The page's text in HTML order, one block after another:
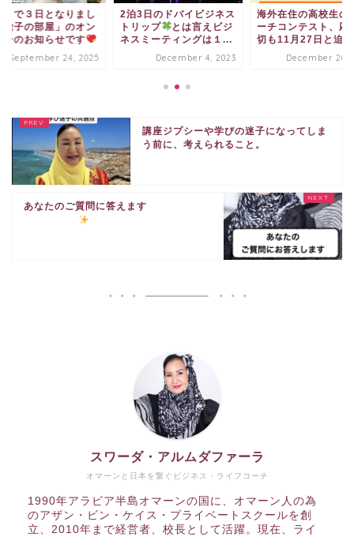
まで３日となりまし
徹子の部屋」のオン
ーのお知らせです
September 24, 2025
2泊3日のドバイビジネス
トリップ
とは言えビジ
ネスミーティングは１...
December 4, 2023
海外在住の高校生の
ーチコンテスト、応
切も11月27日と迫
December 20,
講座ジプシーや学びの迷子になってしま
う前に、考えられること。
あなたのご質問に答えます
オマーンと日本を繋ぐビジネス・ライフコーチ
スワーダ・アルムダファーラ
1990年アラビア半島オマーンの国に、オマーン人の為
のアザン・ビン・ケイス・プライベートスクールを創
立、2010年まで経営者、校長として活躍。現在、ライ